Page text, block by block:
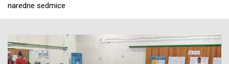
naredne sedmice